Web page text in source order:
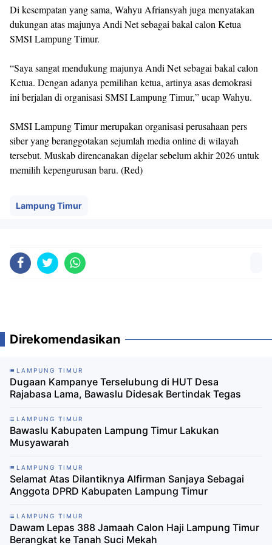
Di kesempatan yang sama, Wahyu Afriansyah juga menyatakan
dukungan atas majunya Andi Net sebagai bakal calon Ketua
SMSI Lampung Timur.
“Saya sangat mendukung majunya Andi Net sebagai bakal calon
Ketua. Dengan adanya pemilihan ketua, artinya asas demokrasi
ini berjalan di organisasi SMSI Lampung Timur,” ucap Wahyu.
SMSI Lampung Timur merupakan organisasi perusahaan pers
siber yang beranggotakan sejumlah media online di wilayah
tersebut. Muskab direncanakan digelar sebelum akhir 2026 untuk
memilih kepengurusan baru. (Red)
Lampung Timur
Direkomendasikan
LAMPUNG TIMUR
Dugaan Kampanye Terselubung di HUT Desa
Rajabasa Lama, Bawaslu Didesak Bertindak Tegas
LAMPUNG TIMUR
Bawaslu Kabupaten Lampung Timur Lakukan
Musyawarah
LAMPUNG TIMUR
Selamat Atas Dilantiknya Alfirman Sanjaya Sebagai
Anggota DPRD Kabupaten Lampung Timur
LAMPUNG TIMUR
Dawam Lepas 388 Jamaah Calon Haji Lampung Timur
Berangkat ke Tanah Suci Mekah